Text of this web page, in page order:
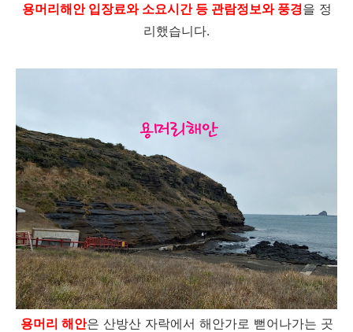
용머리해안 입장료와 소요시간 등 관람정보와 풍경을 정
리했습니다.
용머리 해안은 산방산 자락에서 해안가로 뻗어나가는 곳